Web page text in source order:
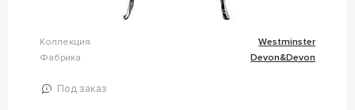
Коллекция
Westminster
Фабрика
Devon&Devon
Под заказ